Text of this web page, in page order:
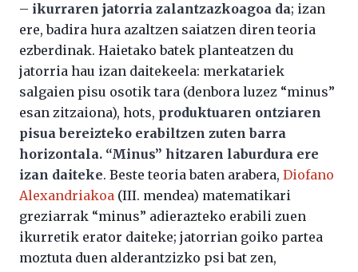
– ikurraren jatorria zalantzazkoagoa da; izan
ere, badira hura azaltzen saiatzen diren teoria
ezberdinak. Haietako batek planteatzen du
jatorria hau izan daitekeela: merkatariek
salgaien pisu osotik tara (denbora luzez “minus”
esan zitzaiona), hots, produktuaren ontziaren
pisua bereizteko erabiltzen zuten barra
horizontala. “Minus” hitzaren laburdura ere
izan daiteke. Beste teoria baten arabera, Diofano
Alexandriakoa (III. mendea) matematikari
greziarrak “minus” adierazteko erabili zuen
ikurretik erator daiteke; jatorrian goiko partea
moztuta duen alderantzizko psi bat zen,